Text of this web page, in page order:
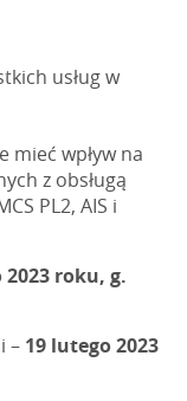
usług w
mieć wpływ na
z obsługą
PL2, AIS i
roku, g.
– 19 lutego 2023